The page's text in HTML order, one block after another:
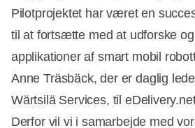
Pilotprojektet har været en
til at fortsætte med at udforske
applikationer af smart mobil
Anne Träsbäck, der er daglig
Wärtsilä Services, til
Derfor vil vi i samarbejde med